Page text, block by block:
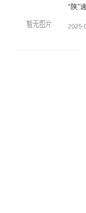
“陕”
2025-